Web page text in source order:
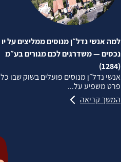
למה אנשי נדל״ן מנוסים ממליצים על יו
נכסים — משדרגים לכם מגורים בע״מ
(1284)
אנשי נדל״ן מנוסים פועלים בשוק שבו כל
פרט משפיע על...
המשך קריאה